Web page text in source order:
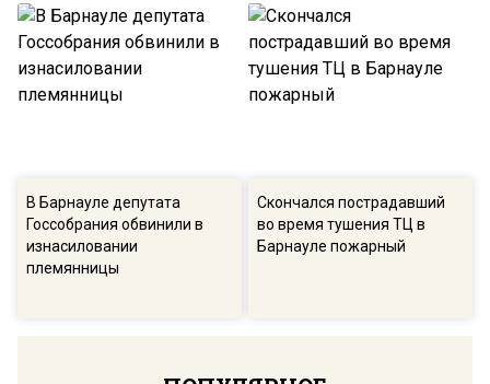
В Барнауле депутата
Госсобрания обвинили в
изнасиловании
племянницы
Скончался пострадавший
во время тушения ТЦ в
Барнауле пожарный